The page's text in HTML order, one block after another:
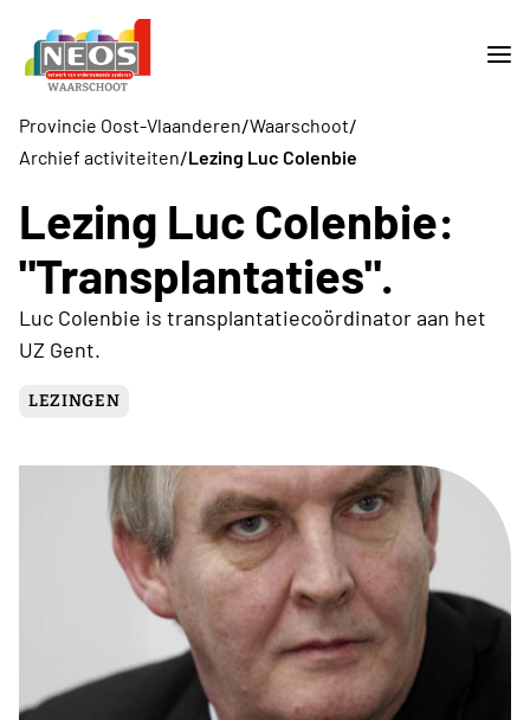
Provincie Oost-Vlaanderen/Waarschoot/
Archief activiteiten/Lezing Luc Colenbie
Lezing Luc Colenbie:
"Transplantaties".
Luc Colenbie is transplantatiecoördinator aan het
UZ Gent.
LEZINGEN